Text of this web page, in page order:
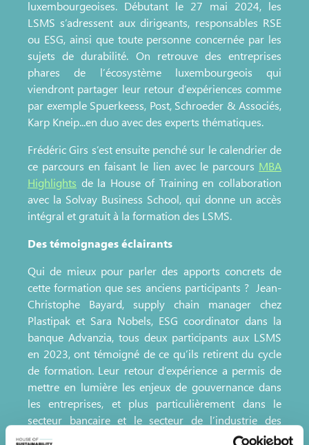
luxembourgeoises. Débutant le 27 mai 2024, les
LSMS s’adressent aux dirigeants, responsables RSE
ou ESG, ainsi que toute personne concernée par les
sujets de durabilité. On retrouve des entreprises
phares de l’écosystème luxembourgeois qui
viendront partager leur retour d’expériences comme
par exemple Spuerkeess, Post, Schroeder & Associés,
Karp Kneip...en duo avec des experts thématiques.
Frédéric Girs s’est ensuite penché sur le calendrier de
ce parcours en faisant le lien avec le parcours MBA
Highlights de la House of Training en collaboration
avec la Solvay Business School, qui donne un accès
intégral et gratuit à la formation des LSMS.
Des témoignages éclairants
Qui de mieux pour parler des apports concrets de
cette formation que ses anciens participants ? Jean-
Christophe Bayard, supply chain manager chez
Plastipak et Sara Nobels, ESG coordinator dans la
banque Advanzia, tous deux participants aux LSMS
en 2023, ont témoigné de ce qu’ils retirent du cycle
de formation. Leur retour d’expérience a permis de
mettre en lumière les enjeux de gouvernance dans
les entreprises, et plus particulièrement dans le
secteur bancaire et le secteur de l’industrie des
emballages plastiques. Sara Nobels s’est notamment